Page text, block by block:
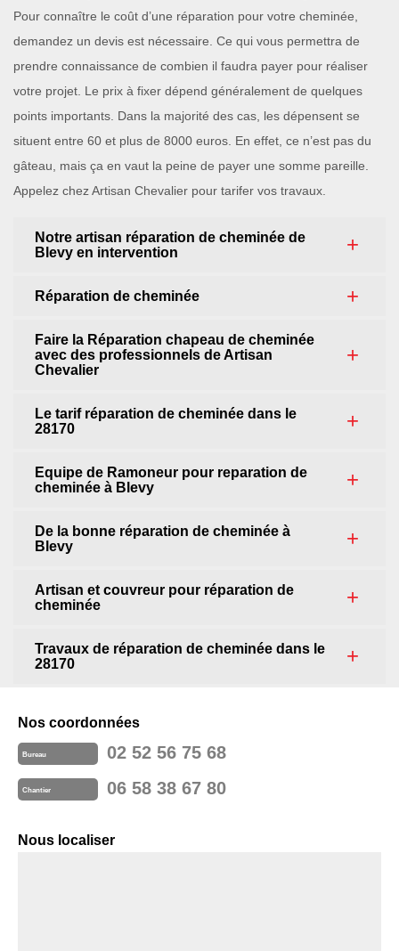
Pour connaître le coût d’une réparation pour votre cheminée,
demandez un devis est nécessaire. Ce qui vous permettra de
prendre connaissance de combien il faudra payer pour réaliser
votre projet. Le prix à fixer dépend généralement de quelques
points importants. Dans la majorité des cas, les dépensent se
situent entre 60 et plus de 8000 euros. En effet, ce n’est pas du
gâteau, mais ça en vaut la peine de payer une somme pareille.
Appelez chez Artisan Chevalier pour tarifer vos travaux.
Notre artisan réparation de cheminée de
Blevy en intervention
Réparation de cheminée
Faire la Réparation chapeau de cheminée
avec des professionnels de Artisan
Chevalier
Le tarif réparation de cheminée dans le
28170
Equipe de Ramoneur pour reparation de
cheminée à Blevy
De la bonne réparation de cheminée à
Blevy
Artisan et couvreur pour réparation de
cheminée
Travaux de réparation de cheminée dans le
28170
Nos coordonnées
Bureau 02 52 56 75 68
Chantier 06 58 38 67 80
Nous localiser